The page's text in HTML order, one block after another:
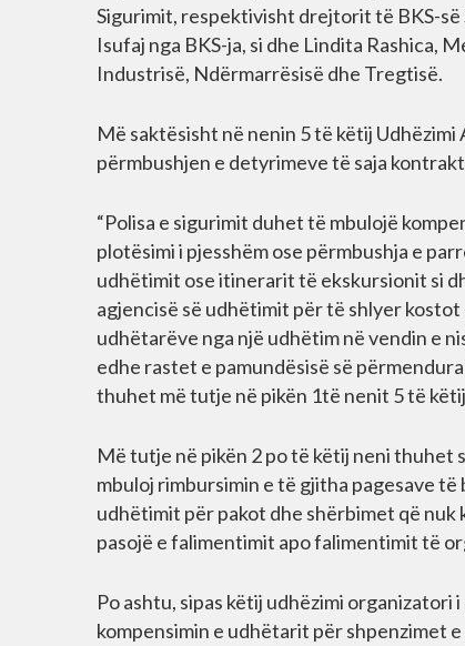
Sigurimit, respektivisht drejtorit të BKS-
Isufaj nga BKS-ja, si dhe Lindita Rashica,
Industrisë, Ndërmarrësisë dhe Tregtisë.
Më saktësisht në nenin 5 të këtij
përmbushjen e detyrimeve të saja
“Polisa e sigurimit duhet të mbulojë
plotësimi i pjesshëm ose përmbushja e
udhëtimit ose itinerarit të ekskursionit si
agjencisë së udhëtimit për të shlyer
udhëtarëve nga një udhëtim në vendin e
edhe rastet e pamundësisë së
thuhet më tutje në pikën 1të nenit 5 të
Më tutje në pikën 2 po të këtij neni thuhet
mbuloj rimbursimin e të gjitha pagesave
udhëtimit për pakot dhe shërbimet që nuk
pasojë e falimentimit apo falimentimit të
Po ashtu, sipas këtij udhëzimi
kompensimin e udhëtarit për shpenzimet